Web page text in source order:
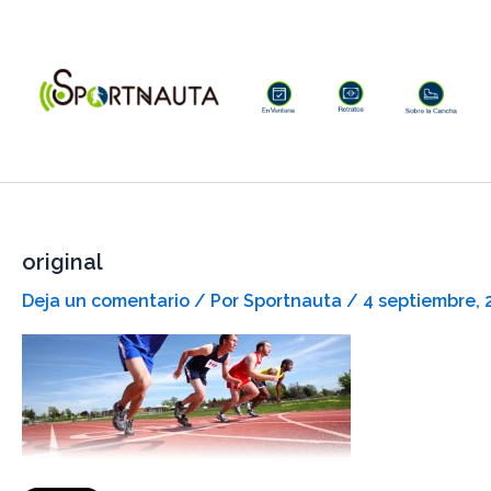
contenido
original
Deja un comentario / Por Sportnauta / 4 septiembre,